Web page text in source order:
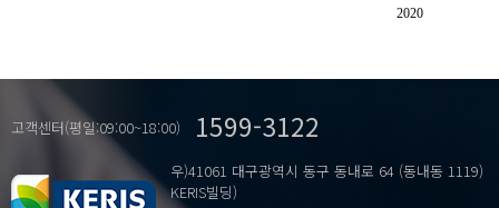
2020내.
고객센터(평일:09:00~18:00) 1599-3122
우)41061 대구광역시 동구 동내로 64 (동내동 1119)
KERIS빌딩)